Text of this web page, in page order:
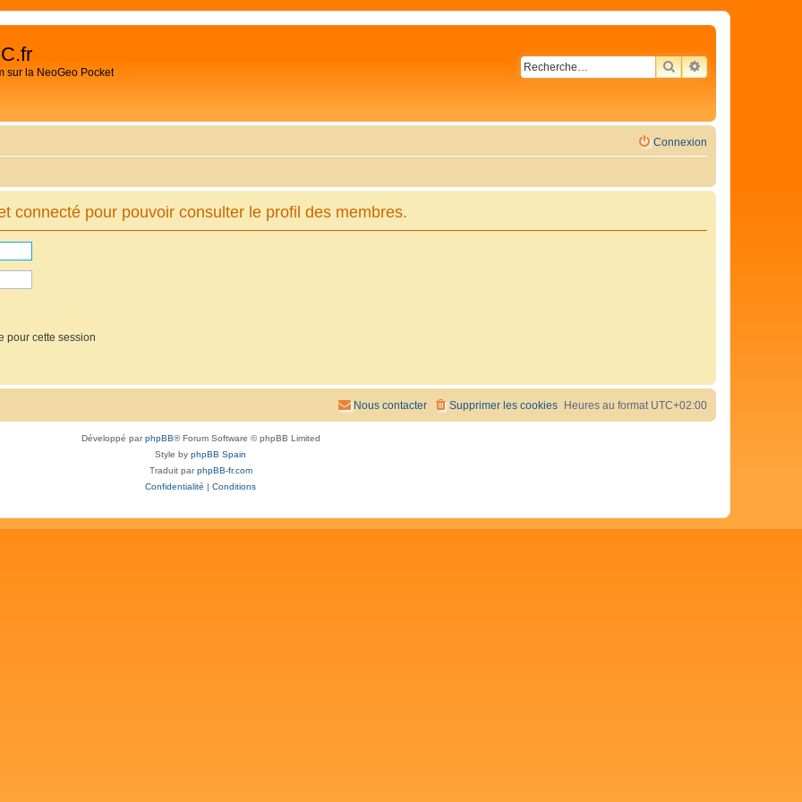
sur la NeoGeo Pocket RECHERCHER
RECHERCHE
Connexion
connecté pour pouvoir consulter le profil des membres.
pour cette session
Heures au format UTC+02:00
Supprimer les cookies
Nous contacter
Développé parphpBB® Forum Software © phpBB Limited
Style by phpBB Spain
Traduit parphpBB-fr.com
Confidentialité
Conditions